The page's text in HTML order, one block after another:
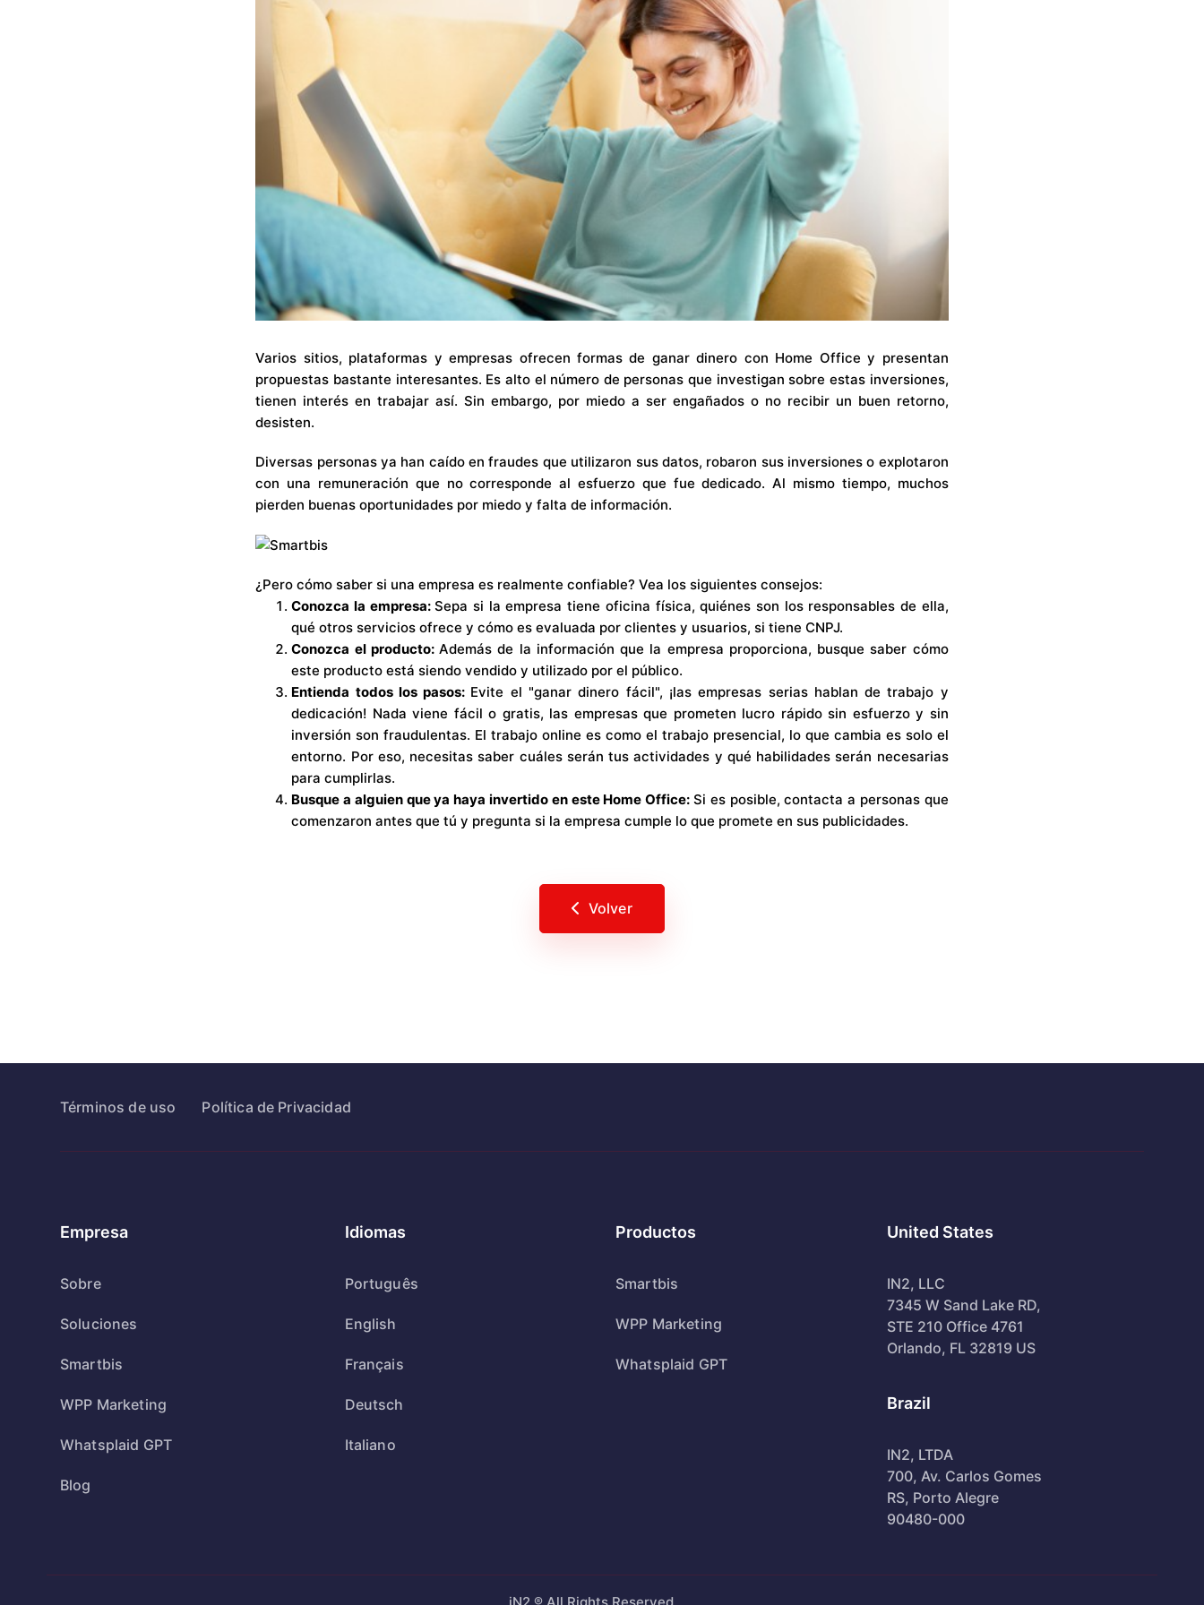
Varios sitios, plataformas y empresas ofrecen formas de ganar dinero con Home Office y presentan
propuestas bastante interesantes. Es alto el número de personas que investigan sobre estas inversiones,
tienen interés en trabajar así. Sin embargo, por miedo a ser engañados o no recibir un buen retorno,
desisten.
Diversas personas ya han caído en fraudes que utilizaron sus datos, robaron sus inversiones o explotaron
con una remuneración que no corresponde al esfuerzo que fue dedicado. Al mismo tiempo, muchos
pierden buenas oportunidades por miedo y falta de información.
¿Pero cómo saber si una empresa es realmente confiable? Vea los siguientes consejos:
Conozca la empresa:Sepa si la empresa tiene oficina física, quiénes son los responsables de ella,
qué otros servicios ofrece y cómo es evaluada por clientes y usuarios, si tiene CNPJ.
Conozca el producto:Además de la información que la empresa proporciona, busque saber cómo
este producto está siendo vendido y utilizado por el público.
Entienda todos los pasos: Evite el "ganar dinero fácil", ¡las empresas serias hablan de trabajo y
dedicación! Nada viene fácil o gratis, las empresas que prometen lucro rápido sin esfuerzo y sin
inversión son fraudulentas. El trabajo online es como el trabajo presencial, lo que cambia es solo el
entorno. Por eso, necesitas saber cuáles serán tus actividades y qué habilidades serán necesarias
para cumplirlas.
Busque a alguien que ya haya invertido en este Home Office: Si es posible, contacta a personas que
comenzaron antes que tú y pregunta si la empresa cumple lo que promete en sus publicidades.
Volver
Términos de uso Política de Privacidad
Empresa
Sobre
Soluciones
Smartbis
WPP Marketing
Whatsplaid GPT
Blog
Idiomas
Português
English
Français
Deutsch
Italiano
Productos
Smartbis
WPP Marketing
Whatsplaid GPT
United States
IN2, LLC
7345 W Sand Lake RD,
STE 210 Office 4761
Orlando, FL 32819 US
Brazil
IN2, LTDA
700, Av. Carlos Gomes
RS, Porto Alegre
90480-000
iN2 ® All Rights Reserved